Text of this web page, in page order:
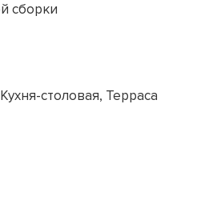
сборки
столовая, Терраса